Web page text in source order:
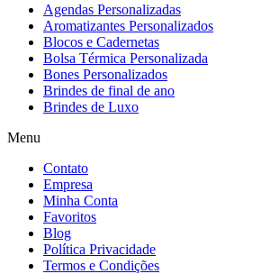
Agendas Personalizadas
Aromatizantes Personalizados
Blocos e Cadernetas
Bolsa Térmica Personalizada
Bones Personalizados
Brindes de final de ano
Brindes de Luxo
Menu
Contato
Empresa
Minha Conta
Favoritos
Blog
Política Privacidade
Termos e Condições